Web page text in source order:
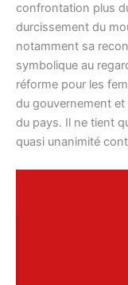
confrontation plus
durcissement du
notamment sa
symbolique au
réforme pour les
du gouvernement
du pays. Il ne tient
quasi unanimité